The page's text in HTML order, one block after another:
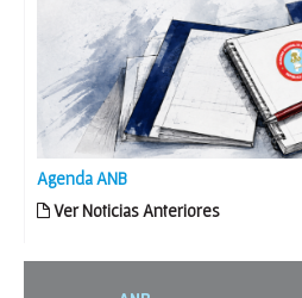
Agenda ANB
Ver Noticias Anteriores